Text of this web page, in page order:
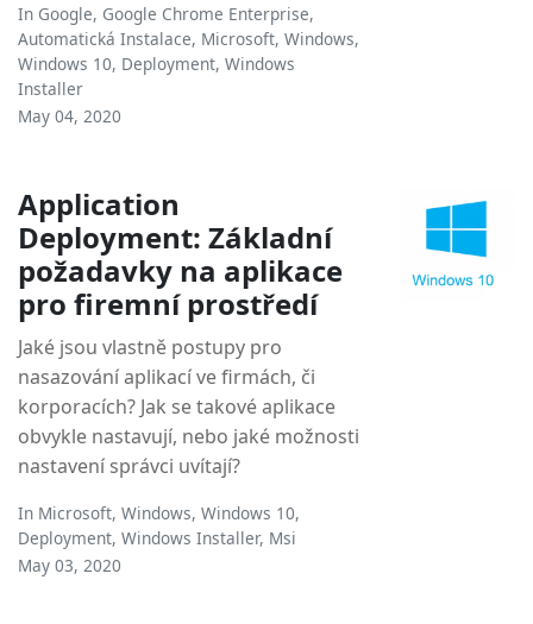
In Google, Google Chrome Enterprise,
Automatická Instalace, Microsoft, Windows,
Windows 10, Deployment, Windows
Installer
May 04, 2020
Application
Deployment: Základní
požadavky na aplikace
pro firemní prostředí
Jaké jsou vlastně postupy pro
nasazování aplikací ve firmách, či
korporacích? Jak se takové aplikace
obvykle nastavují, nebo jaké možnosti
nastavení správci uvítají?
In Microsoft, Windows, Windows 10,
Deployment, Windows Installer, Msi
May 03, 2020